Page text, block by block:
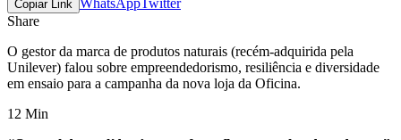
Copiar Link WhatsAppTwitter
Share
O gestor da marca de produtos naturais (recém-adquirida pela
Unilever) falou sobre empreendedorismo, resiliência e diversidade
em ensaio para a campanha da nova loja da Oficina.
12 Min